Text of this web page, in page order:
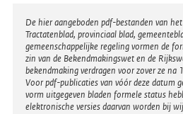
Disclaimer
De hier aangeboden pdf-bestanden van
Tractatenblad, provinciaal blad,
gemeenschappelijke regeling vormen de
zin van de Bekendmakingswet en de
bekendmaking verdragen voor zover ze
Voor pdf-publicaties van vóór deze datum
vorm uitgegeven bladen formele status
elektronische versies daarvan worden bij